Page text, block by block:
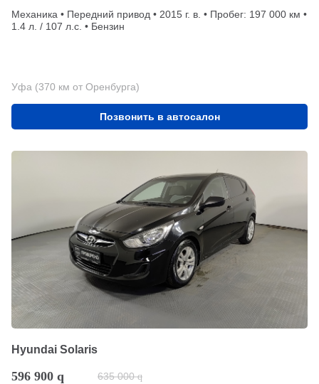
Механика • Передний привод • 2015 г. в. • Пробег: 197 000 км •
1.4 л. / 107 л.с. • Бензин
Уфа (370 км от Оренбурга)
Позвонить в автосалон
Hyundai Solaris
596 900 q 635 000 q